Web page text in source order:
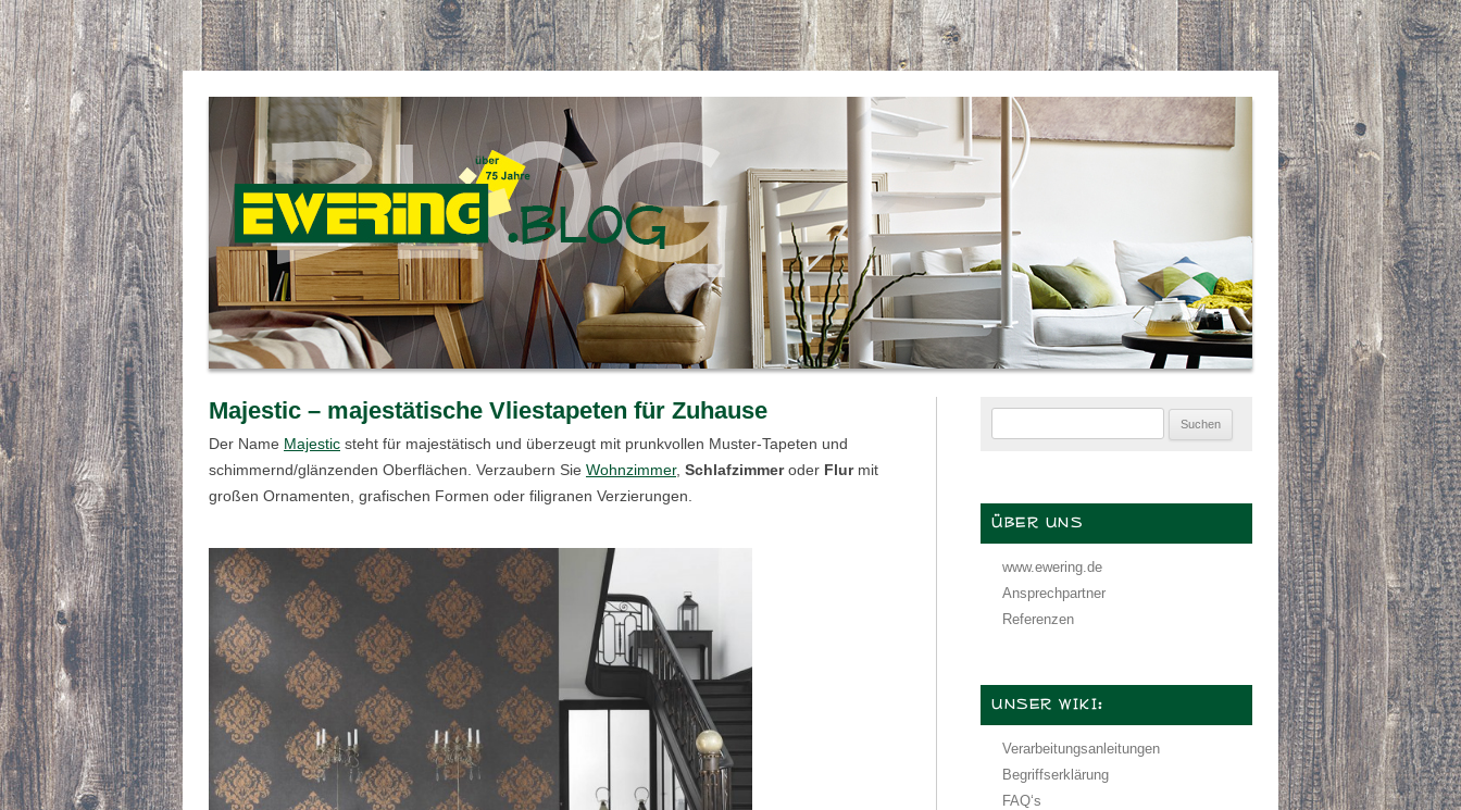
Majestic – majestätische Vliestapeten für Zuhause
Der Name Majestic steht für majestätisch und überzeugt mit prunkvollen Muster-Tapeten und
schimmernd/glänzenden Oberflächen. Verzaubern Sie Wohnzimmer, Schlafzimmeroder Flurmit
großen Ornamenten, grafischen Formen oder filigranen Verzierungen.
ÜBER UNS
www.ewering.de
Ansprechpartner
Referenzen
UNSER WIKI:
Verarbeitungsanleitungen
Begriffserklärung
FAQ‘s